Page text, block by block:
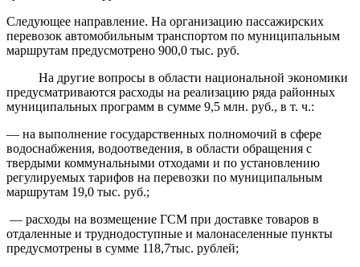
Следующее направление. На организацию пассажирских
перевозок автомобильным транспортом по муниципальным
маршрутам предусмотрено 900,0 тыс. руб.
На другие вопросы в области национальной экономики
предусматриваются расходы на реализацию ряда районных
муниципальных программ в сумме 9,5 млн. руб., в т. ч.:
— на выполнение государственных полномочий в сфере
водоснабжения, водоотведения, в области обращения с
твердыми коммунальными отходами и по установлению
регулируемых тарифов на перевозки по муниципальным
маршрутам 19,0 тыс. руб.;
— расходы на возмещение ГСМ при доставке товаров в
отдаленные и труднодоступные и малонаселенные пункты
предусмотрены в сумме 118,7тыс. рублей;